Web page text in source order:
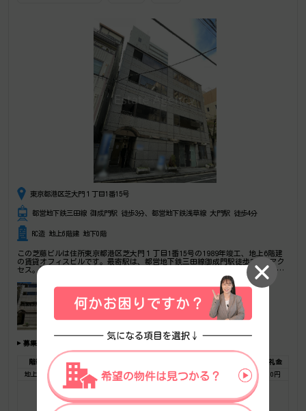
東京都港区芝大門１丁目1番15号
都営地下鉄三田線 御成門駅 徒歩3分、都営地下鉄浅草線 大門駅 徒歩4分
RC造 地上6階建 地下0階
この芝藤ビルは住所東京都港区芝大門１丁目1番15号の1989年竣工、地上6階建
の賃貸オフィスビルです。最寄駅は、都営地下鉄三田線御成門駅徒歩3分のアク
セス。設備情報は光回線。是非一度ご内覧下さいませ！ その他、事務所、オフ
募集フロア
階数 広さ 保証金・敷金
礼金
地上 3F
40.00坪 640,000円 16,000円 5,120,000円 0円
フロア詳細 お気に入りに追加